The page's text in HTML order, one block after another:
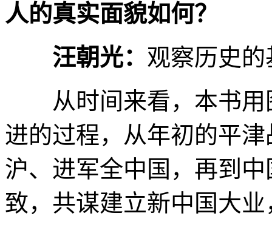
人的真实面貌如何？
汪朝光： 观察历史
从时间来看，本书用
进的过程，从年初的平
沪、进军全中国，再到
致，共谋建立新中国大